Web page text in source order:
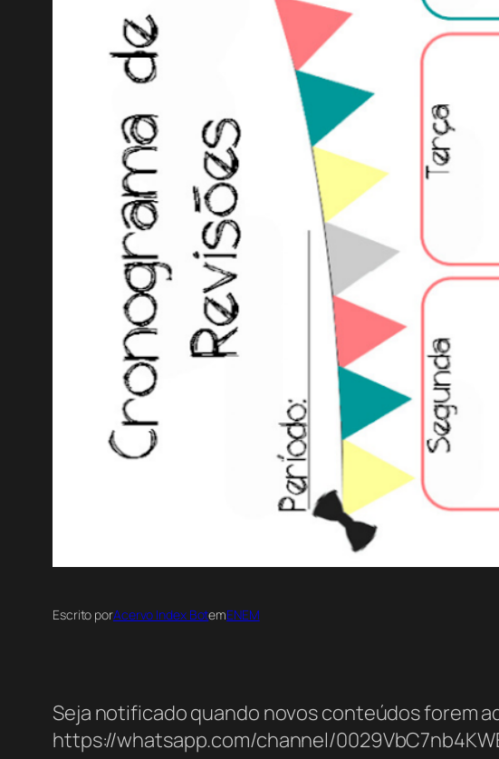
Escrito porAcervo Index BotemENEM
Seja notificado quando novos conteúdos forem
https://whatsapp.com/channel/